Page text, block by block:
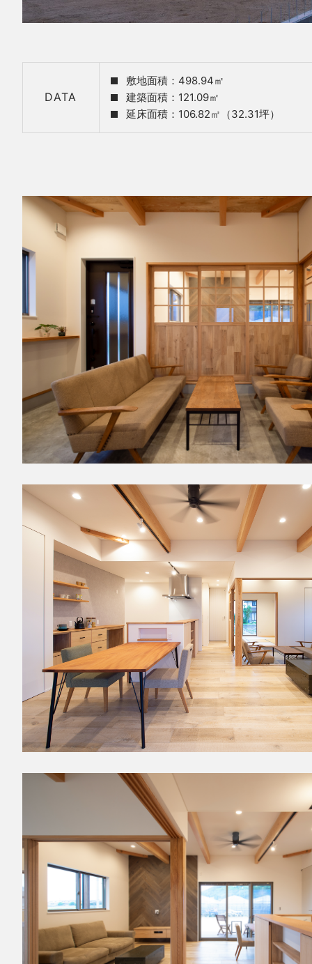
DATA
敷地面積：498.94㎡
建築面積：121.09㎡
延床面積：106.82㎡（32.31坪）